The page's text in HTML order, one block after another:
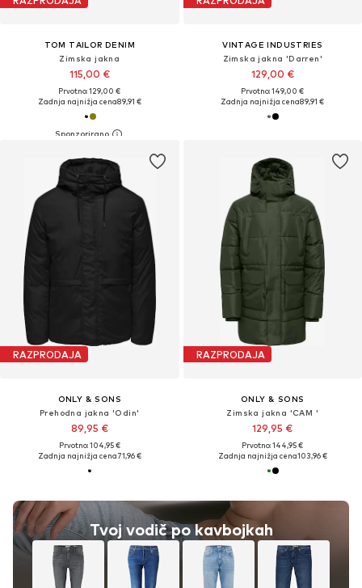
TOM TAILOR DENIM
Zimska jakna
115,00 €
Prvotno: 129,00 €
Zadnja najnižja cena89,91 €
VINTAGE INDUSTRIES
Zimska jakna 'Darren'
129,00 €
Prvotno: 149,00 €
Zadnja najnižja cena89,91 €
RAZPRODAJA
ONLY & SONS
Prehodna jakna 'Odin'
89,95 €
Prvotno: 104,95 €
Zadnja najnižja cena71,96 €
Tvoj vodič po kavbojkah
RAZPRODAJA
ONLY & SONS
Zimska jakna 'CAM '
129,95 €
Prvotno: 144,95 €
Zadnja najnižja cena103,96 €